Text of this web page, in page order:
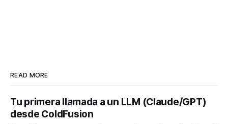
READ MORE
Tu primera llamada a un LLM (Claude/GPT)
desde ColdFusion